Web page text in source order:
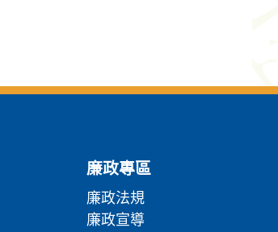
廉政專區
廉政法規
廉政宣導